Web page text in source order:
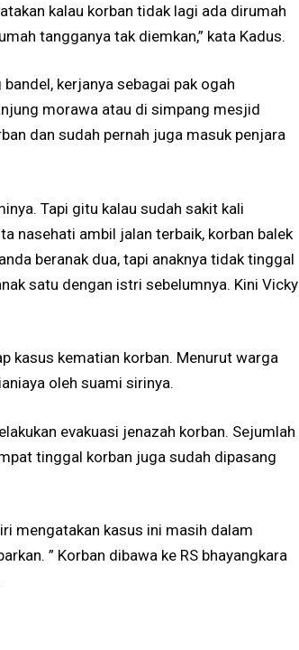
kalau korban tidak lagi ada dirumah
tangganya tak diemkan,” kata Kadus.
kerjanya sebagai pak ogah
morawa atau di simpang mesjid
dan sudah pernah juga masuk penjara
Tapi gitu kalau sudah sakit kali
nasehati ambil jalan terbaik, korban balek
beranak dua, tapi anaknya tidak tinggal
satu dengan istri sebelumnya. Kini Vicky
kasus kematian korban. Menurut warga
oleh suami sirinya.
evakuasi jenazah korban. Sejumlah
tinggal korban juga sudah dipasang
mengatakan kasus ini masih dalam
” Korban dibawa ke RS bhayangkara